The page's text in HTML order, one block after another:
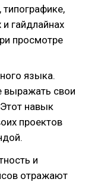
и гайдлайнах
просмотре
языка.
выражать свои
навык
проектов
и
отражают